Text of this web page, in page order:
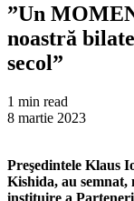
”Un
noastră
secol”
1 min read
8 martie 2023
Preşedintele Klaus
Kishida, au
instituire a